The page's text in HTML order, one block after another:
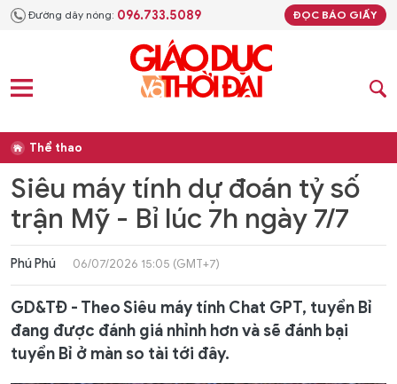
Đường dây nóng: 096.733.5089 ĐỌC BÁO GIẤY
Thể thao
Siêu máy tính dự đoán tỷ số
trận Mỹ - Bỉ lúc 7h ngày 7/7
Phú Phú 06/07/2026 15:05 (GMT+7)
GD&TĐ - Theo Siêu máy tính Chat GPT, tuyển Bỉ
đang được đánh giá nhỉnh hơn và sẽ đánh bại
tuyển Bỉ ở màn so tài tới đây.